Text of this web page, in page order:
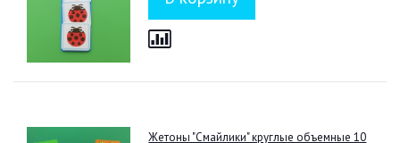
Жетоны "Смайлики" круглые объемные 10